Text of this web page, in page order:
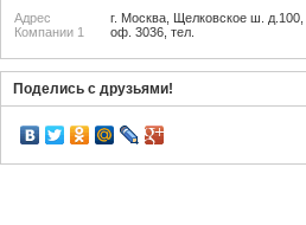
Адрес
Компании 1
г. Москва, Щелковское ш. д.100,
оф. 3036, тел.
Поделись с друзьями!